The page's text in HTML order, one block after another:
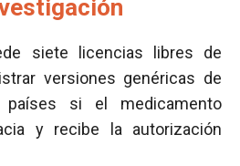
siete licencias libres de
versiones genéricas de
países si el medicamento
y recibe la autorización